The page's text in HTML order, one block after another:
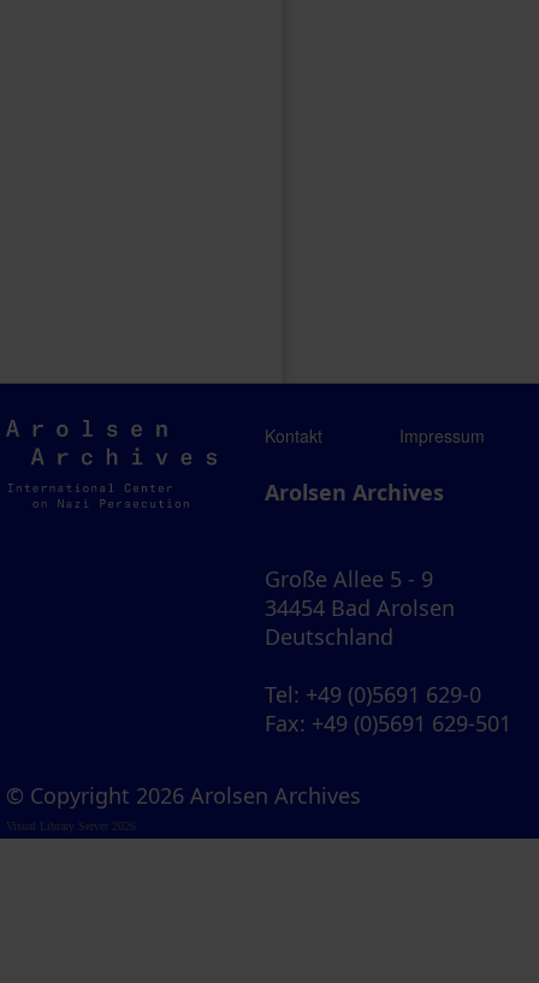
Arolsen
Archives
Kontakt Impressum
Arolsen Archives
Große Allee 5 - 9
34454 Bad Arolsen
Deutschland
Tel: +49 (0)5691 629-0
Fax: +49 (0)5691 629-501
© Copyright 2026 Arolsen Archives
Visual Library Server 2026